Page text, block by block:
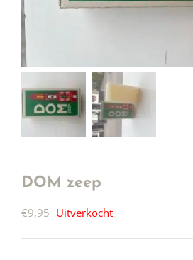
DOM zeep
€9,95 Uitverkocht